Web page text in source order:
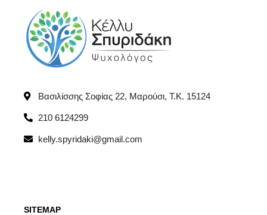
Βασιλίσσης Σοφίας 22, Μαρούσι, T.K. 15124
210 6124299
kelly.spyridaki@gmail.com
SITEMAP